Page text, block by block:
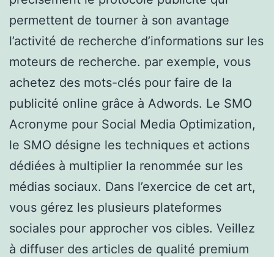
permettent de tourner à son avantage
l’activité de recherche d’informations sur les
moteurs de recherche. par exemple, vous
achetez des mots-clés pour faire de la
publicité online grâce à Adwords. Le SMO
Acronyme pour Social Media Optimization,
le SMO désigne les techniques et actions
dédiées à multiplier la renommée sur les
médias sociaux. Dans l’exercice de cet art,
vous gérez les plusieurs plateformes
sociales pour approcher vos cibles. Veillez
à diffuser des articles de qualité premium